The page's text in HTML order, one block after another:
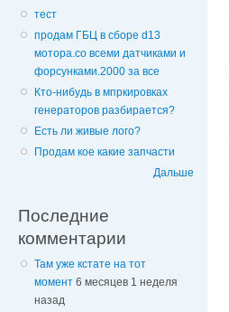
тест
продам ГБЦ в сборе d13
мотора.со всеми датчиками и
форсунками.2000 за все
Кто-нибудь в мпркировках
генераторов разбирается?
Есть ли живые лого?
Продам кое какие запчасти
Дальше
Последние
комментарии
Там уже кстате на тот
момент 6 месяцев 1 неделя
назад